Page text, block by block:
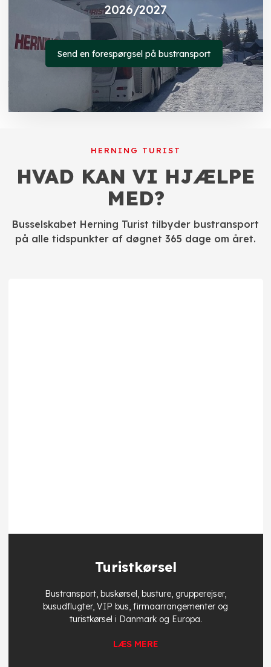
2026/2027
Send en forespørgsel på bustransport​
HERNING TURIST​
HVAD KAN VI HJÆLPE
MED?
Busselskabet Herning Turist tilbyder bustransport
på alle tidspunkter af døgnet 365 dage om året.​
Turistkørsel
Bustransport, buskørsel, busture, grupperejser,
busudflugter, VIP bus, firmaarrangementer og
turistkørsel i Danmark og Europa.​
​LÆS MERE